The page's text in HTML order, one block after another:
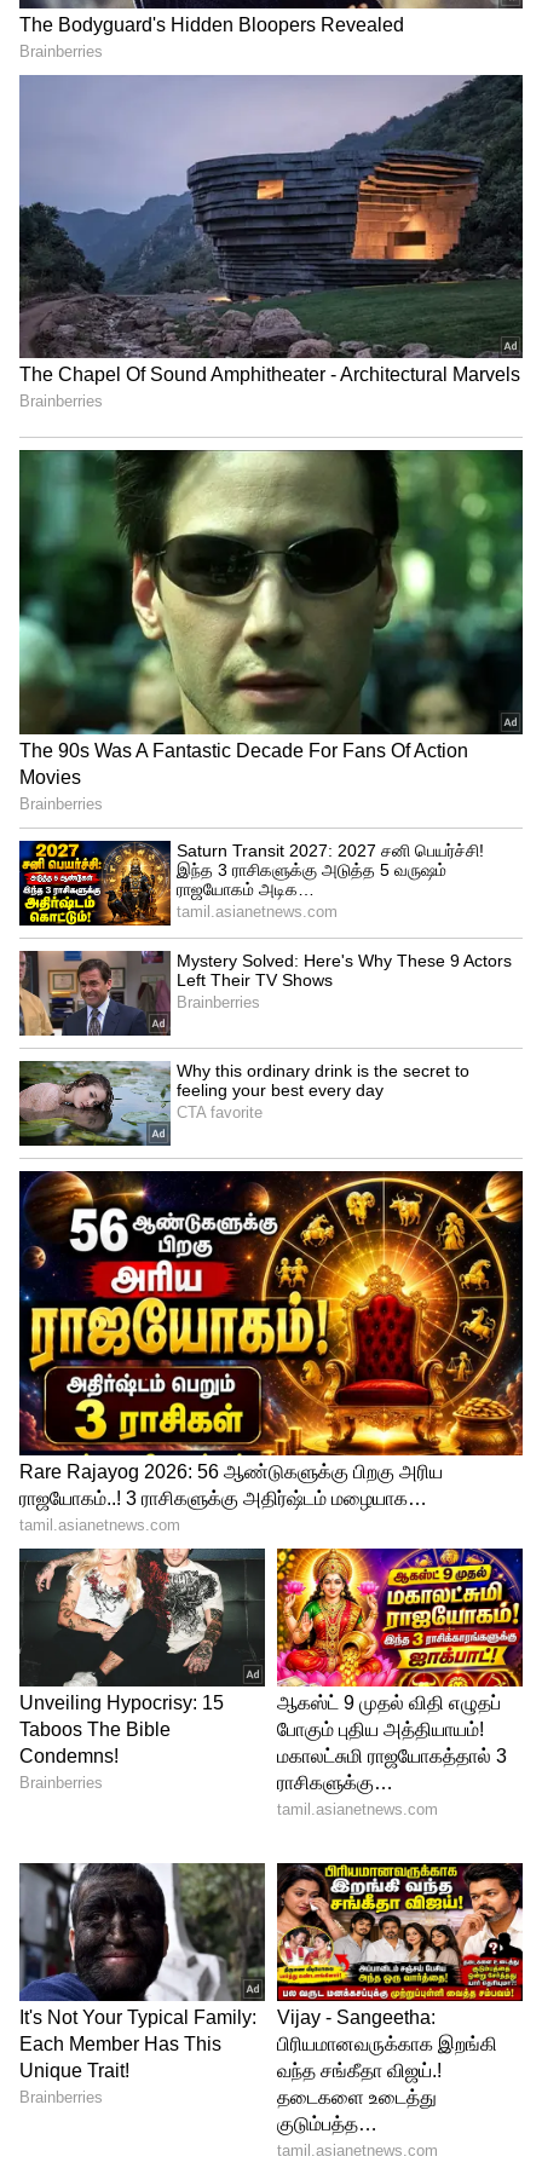
அடுத்த பந்திலேயே ஆட்டமிழக்க, 27
ரன்களுக்கே லக்னோ அணி 3
பவர்ப்ளேயில் 3 விக்கெட் இழப்பிற்கு 32
ரன்கள் மட்டுமே அடித்தது லக்னோ அணி.
இதையடுத்து கேஎல் ராகுலுடன் தீபக்
ஹூடா ஜோடி சேர்ந்து ஆடிவருகிறார்.
லக்னோ அணியின் ரன் வேகம்
அதிகரிக்கவேயில்லை. சன்ரைசர்ஸ்
பவுலர்கள் அவ்வளவு எளிதாக ரன்னை
விட்டுக்கொடுக்கவில்லை.
பவர்ப்ளேயில் கடந்த காலங்களில்
அருமையாக பந்துவீசியுள்ள வாஷிங்டன்
சுந்தர், இந்த முறையும் தனது அந்த
அடையாளத்தை காப்பாற்றும் விதமாக
அருமையாக பந்துவீசி 2 முக்கியமான
விக்கெட்டுகளை வீழ்த்தி கொடுத்தார்.
பவர்ப்ளேயிலேயே 3 விக்கெட்டுகளை
இழந்துவிட்ட லக்னோ அணி
திணறிவருகிறது.